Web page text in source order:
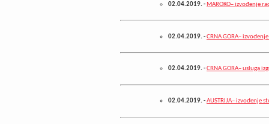
02.04.2019.- MAROKO– izvođenje
02.04.2019.-CRNA GORA–
02.04.2019.-CRNA GORA– usluga
02.04.2019.-AUSTRIJA– izvođenje